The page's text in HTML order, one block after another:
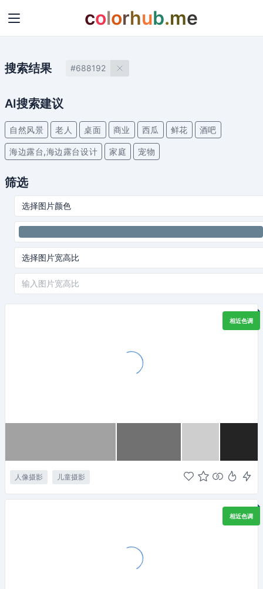
colorhub.me
搜索结果 #688192
AI搜索建议
自然风景 老人 桌面 商业 西瓜 鲜花 酒吧
海边露台,海边露台设计 家庭 宠物
筛选
相近色调
人像摄影 儿童摄影
相近色调